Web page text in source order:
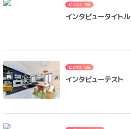
ビジネス・SNS
インタビュータイトル
ビジネス・SNS
インタビューテスト